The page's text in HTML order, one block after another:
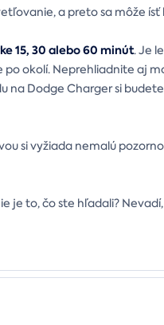
a preto sa môže ísť
15, 30 alebo 60 minút. Je
okolí. Neprehliadnite aj
Dodge Charger si
si vyžiada nemalú
je to, čo ste hľadali?